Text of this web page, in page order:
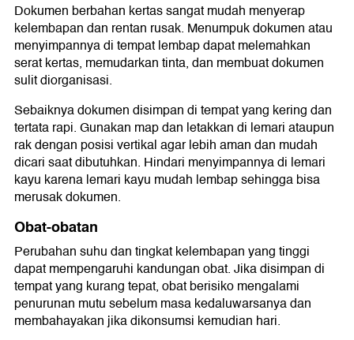
Dokumen berbahan kertas sangat mudah menyerap
kelembapan dan rentan rusak. Menumpuk dokumen atau
menyimpannya di tempat lembap dapat melemahkan
serat kertas, memudarkan tinta, dan membuat dokumen
sulit diorganisasi.
Sebaiknya dokumen disimpan di tempat yang kering dan
tertata rapi. Gunakan map dan letakkan di lemari ataupun
rak dengan posisi vertikal agar lebih aman dan mudah
dicari saat dibutuhkan. Hindari menyimpannya di lemari
kayu karena lemari kayu mudah lembap sehingga bisa
merusak dokumen.
Obat-obatan
Perubahan suhu dan tingkat kelembapan yang tinggi
dapat mempengaruhi kandungan obat. Jika disimpan di
tempat yang kurang tepat, obat berisiko mengalami
penurunan mutu sebelum masa kedaluwarsanya dan
membahayakan jika dikonsumsi kemudian hari.